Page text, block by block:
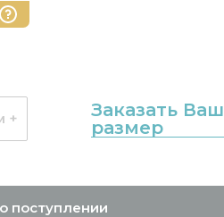
+
Заказать Ваш
размер
поступлении